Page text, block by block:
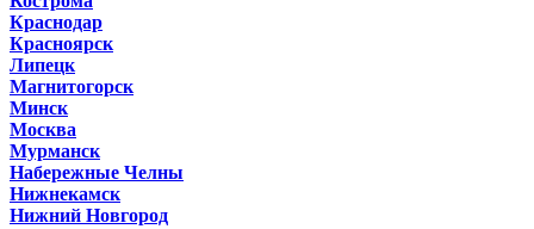
Краснодар
Красноярск
Липецк
Магнитогорск
Минск
Москва
Мурманск
Набережные Челны
Нижнекамск
Нижний Новгород